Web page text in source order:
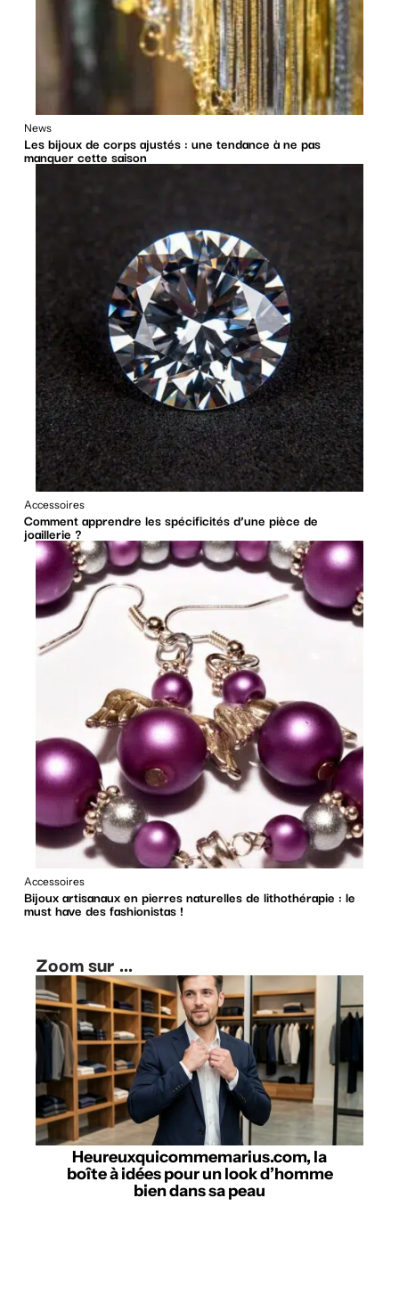
News
Les bijoux de corps ajustés : une tendance à ne pas
manquer cette saison
Accessoires
Comment apprendre les spécificités d’une pièce de
joaillerie ?
Accessoires
Bijoux artisanaux en pierres naturelles de lithothérapie : le
must have des fashionistas !
Zoom sur ...
Heureuxquicommemarius.com, la
boîte à idées pour un look d’homme
bien dans sa peau